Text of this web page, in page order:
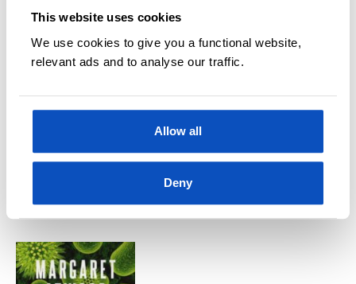
This website uses cookies
We use cookies to give you a functional website,
relevant ads and to analyse our traffic.
Allow all
Deny
livet og verden. Ikke for sarte hundefolk.
Trollvinterav Tove Jansson. Er glad i alle
igjen og igjen, gjerne hver høst. Den bor på
nattbordet her i huset. Elsker skildringen av det
lille mummitrollet som opplever noe helt uten
om det vanlige, vinteren, og alt det skumle og
farlige han må takle.